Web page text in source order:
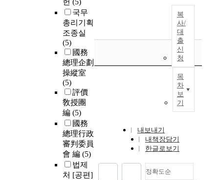
헌 (5)
국무
총리기획
조종실
(5)
國務
總理企劃
操縱室
(5)
評價
敎授團
編 (5)
國務
總理行政
審判委員
會 編 (5)
법제
처 [공편]
복
사/
대
출
신
청
목
차
보
기
내보내기
내책장담기
한글로보기
정확도순